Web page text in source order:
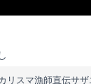
リスマ漁師直伝サ